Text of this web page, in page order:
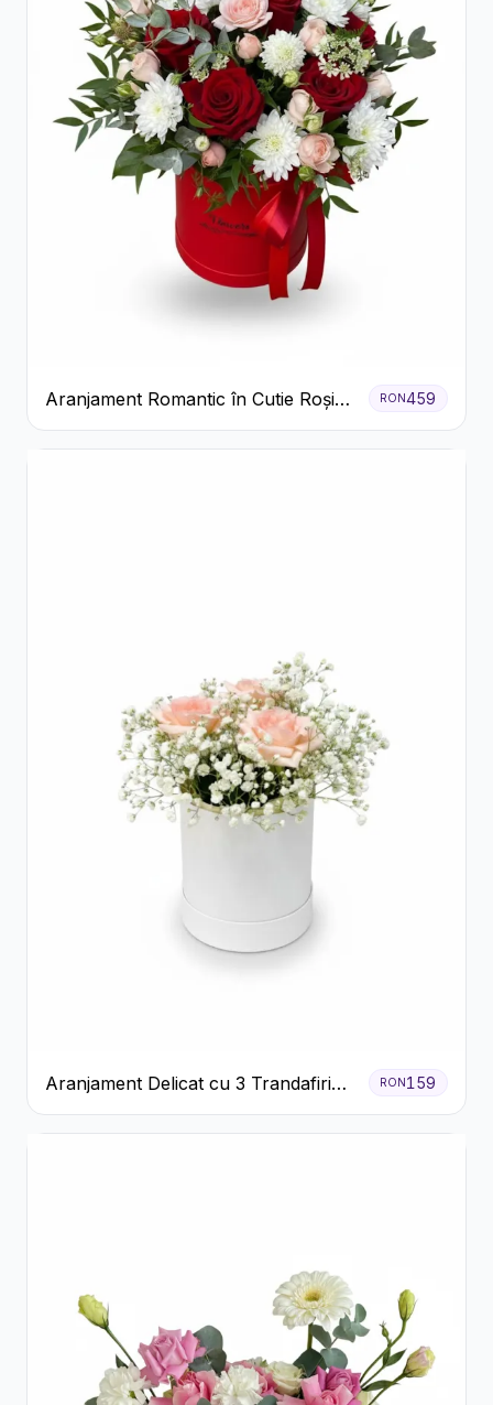
Aranjament Romantic în Cutie Roșie
cu Trandafiri și Crizanteme
RON 459
Aranjament Delicat cu 3 Trandafiri
Roz în Cutie Albă
RON 159